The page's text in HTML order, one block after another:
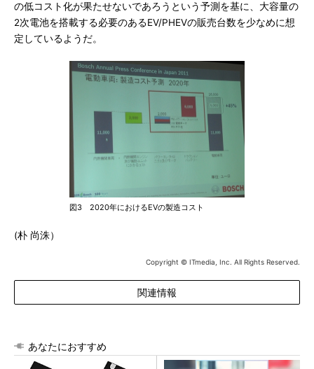
の低コスト化が果たせないであろうという予測を基に、大容量の
2次電池を搭載する必要のあるEV/PHEVの販売台数を少なめに想
定しているようだ。
図3 2020年におけるEVの製造コスト
(朴 尚洙）
Copyright © ITmedia, Inc. All Rights Reserved.
関連情報
あなたにおすすめ